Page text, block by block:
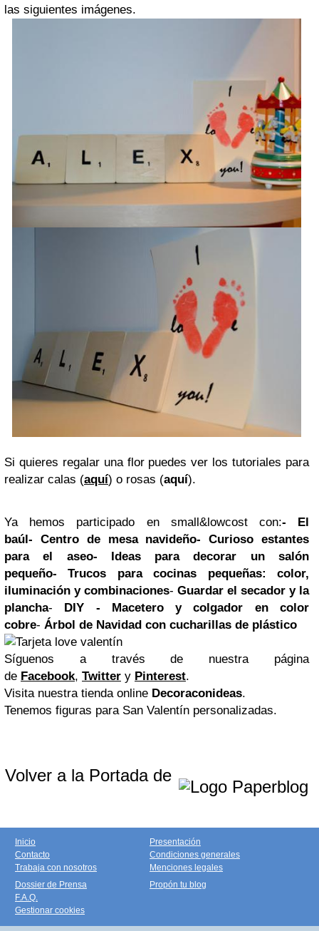
las siguientes imágenes.
Si quieres regalar una flor puedes ver los tutoriales para
realizar calas (aquí) o rosas (aquí).
Ya hemos participado en small&lowcost con:- El
baúl- Centro de mesa navideño-Curioso estantes
para el aseo- Ideas para decorar un salón
pequeño-Trucos para cocinas pequeñas: color,
iluminación y combinaciones- Guardar el secador y la
plancha- DIY - Macetero y colgador en color
cobre- Árbol de Navidad con cucharillas de plástico
Síguenos a través de nuestra página
de Facebook, Twitter y Pinterest.
Visita nuestra tienda online Decoraconideas.
Tenemos figuras para San Valentín personalizadas.
Volver a la Portada de
Inicio
Contacto
Trabaja con nosotros
Presentación
Condiciones generales
Menciones legales
Dossier de Prensa
F.A.Q.
Gestionar cookies
Propón tu blog